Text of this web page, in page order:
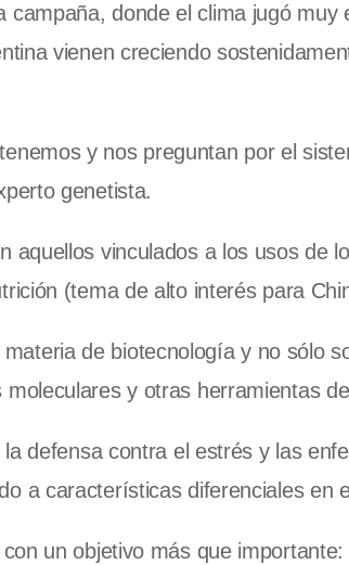
campaña, donde el clima jugó muy
vienen creciendo
y nos preguntan por el
genetista.
aquellos vinculados a los usos de
(tema de alto interés para
de biotecnología y no sólo
y otras herramientas
defensa contra el estrés y las
a características diferenciales en
un objetivo más que